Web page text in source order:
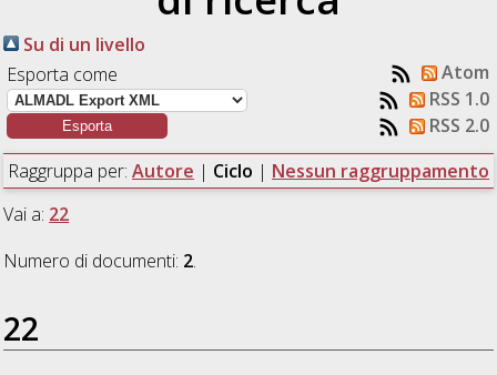
Su di un livello
Esporta come
Atom
RSS 1.0
RSS 2.0
Raggruppa per: Autore | Ciclo | Nessun raggruppamento
Vai a: 22
Numero di documenti: 2.
22